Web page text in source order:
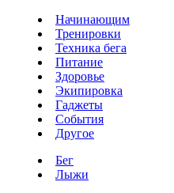
Начинающим
Тренировки
Техника бега
Питание
Здоровье
Экипировка
Гаджеты
События
Другое
Бег
Лыжи